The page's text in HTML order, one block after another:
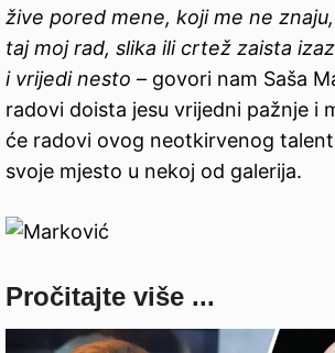
žive pored mene, koji me ne
taj moj rad, slika ili crtež zaista
i vrijedi nesto – govori nam Saša
radovi doista jesu vrijedni pažnje i
će radovi ovog neotkirvenog
svoje mjesto u nekoj od galerija.
Pročitajte više ...